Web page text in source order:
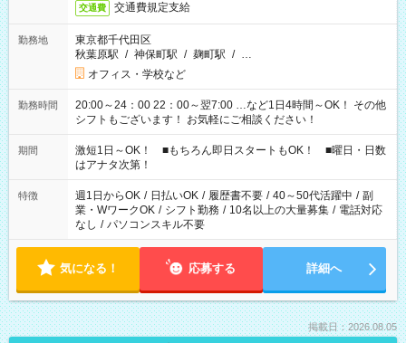
交通費 交通費規定支給
勤務地
東京都千代田区
秋葉原駅 / 神保町駅 / 麹町駅 / …
オフィス・学校など
勤務時間
20:00～24：00 22：00～翌7:00 …など1日4時間～OK！ その他
シフトもございます！ お気軽にご相談ください！
期間
激短1日～OK！ ■もちろん即日スタートもOK！ ■曜日・日数
はアナタ次第！
特徴 週1日からOK / 日払いOK / 履歴書不要 / 40～50代活躍中 / 副
業・WワークOK / シフト勤務 / 10名以上の大量募集 / 電話対応
なし / パソコンスキル不要
気になる！ 応募する 詳細へ
掲載日：2026.08.05